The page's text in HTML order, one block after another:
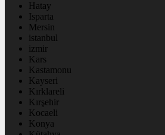
Hatay
Isparta
Mersin
istanbul
izmir
Kars
Kastamonu
Kayseri
Kırklareli
Kırşehir
Kocaeli
Konya